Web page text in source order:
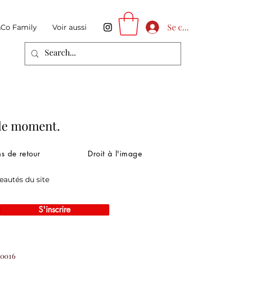
Family Voir aussi Se connecter
moment.
de retour Droit à l'image
du site
S'inscrire